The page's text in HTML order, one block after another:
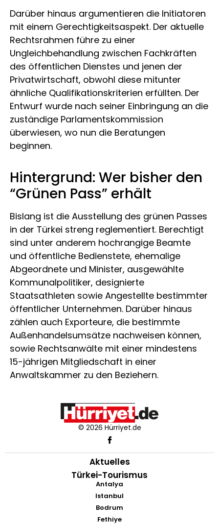
Darüber hinaus argumentieren die Initiatoren
mit einem Gerechtigkeitsaspekt. Der aktuelle
Rechtsrahmen führe zu einer
Ungleichbehandlung zwischen Fachkräften
des öffentlichen Dienstes und jenen der
Privatwirtschaft, obwohl diese mitunter
ähnliche Qualifikationskriterien erfüllten. Der
Entwurf wurde nach seiner Einbringung an die
zuständige Parlamentskommission
überwiesen, wo nun die Beratungen
beginnen.
Hintergrund: Wer bisher den
“Grünen Pass” erhält
Bislang ist die Ausstellung des grünen Passes
in der Türkei streng reglementiert. Berechtigt
sind unter anderem hochrangige Beamte
und öffentliche Bedienstete, ehemalige
Abgeordnete und Minister, ausgewählte
Kommunalpolitiker, designierte
Staatsathleten sowie Angestellte bestimmter
öffentlicher Unternehmen. Darüber hinaus
zählen auch Exporteure, die bestimmte
Außenhandelsumsätze nachweisen können,
sowie Rechtsanwälte mit einer mindestens
15-jährigen Mitgliedschaft in einer
Anwaltskammer zu den Beziehern.
© 2026 Hürriyet.de
Aktuelles
Türkei-Tourismus
Antalya
Istanbul
Bodrum
Fethiye